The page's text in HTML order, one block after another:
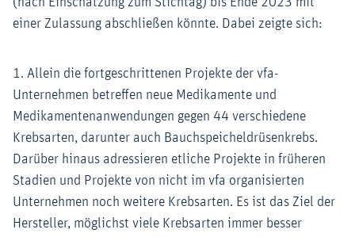
einer Zulassung abschließen könnte. Dabei zeigte sich:
1. Allein die fortgeschrittenen Projekte der vfa-
Unternehmen betreffen neue Medikamente und
Medikamentenanwendungen gegen 44 verschiedene
Krebsarten, darunter auch Bauchspeicheldrüsenkrebs.
Darüber hinaus adressieren etliche Projekte in früheren
Stadien und Projekte von nicht im vfa organisierten
Unternehmen noch weitere Krebsarten. Es ist das Ziel der
Hersteller, möglichst viele Krebsarten immer besser